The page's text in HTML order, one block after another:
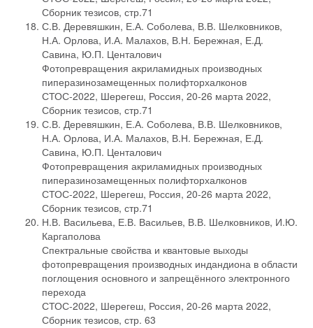
Сборник тезисов, стр.71
С.В. Деревяшкин, Е.А. Соболева, В.В. Шелковников,
Н.А. Орлова, И.А. Малахов, В.Н. Бережная, Е.Д.
Савина, Ю.П. Центалович
Фотопревращения акриламидных производных
пиперазинозамещенных полифторхалконов
СТОС-2022, Шерегеш, Россия, 20-26 марта 2022,
Сборник тезисов, стр.71
С.В. Деревяшкин, Е.А. Соболева, В.В. Шелковников,
Н.А. Орлова, И.А. Малахов, В.Н. Бережная, Е.Д.
Савина, Ю.П. Центалович
Фотопревращения акриламидных производных
пиперазинозамещенных полифторхалконов
СТОС-2022, Шерегеш, Россия, 20-26 марта 2022,
Сборник тезисов, стр.71
Н.В. Васильева, Е.В. Васильев, В.В. Шелковников, И.Ю.
Каргаполова
Спектральные свойства и квантовые выходы
фотопревращения производных индандиона в области
поглощения основного и запрещённого электронного
перехода
СТОС-2022, Шерегеш, Россия, 20-26 марта 2022,
Сборник тезисов, стр. 63